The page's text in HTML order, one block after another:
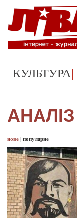
КУЛЬТУРА|
АНАЛІЗ
нове | популярне